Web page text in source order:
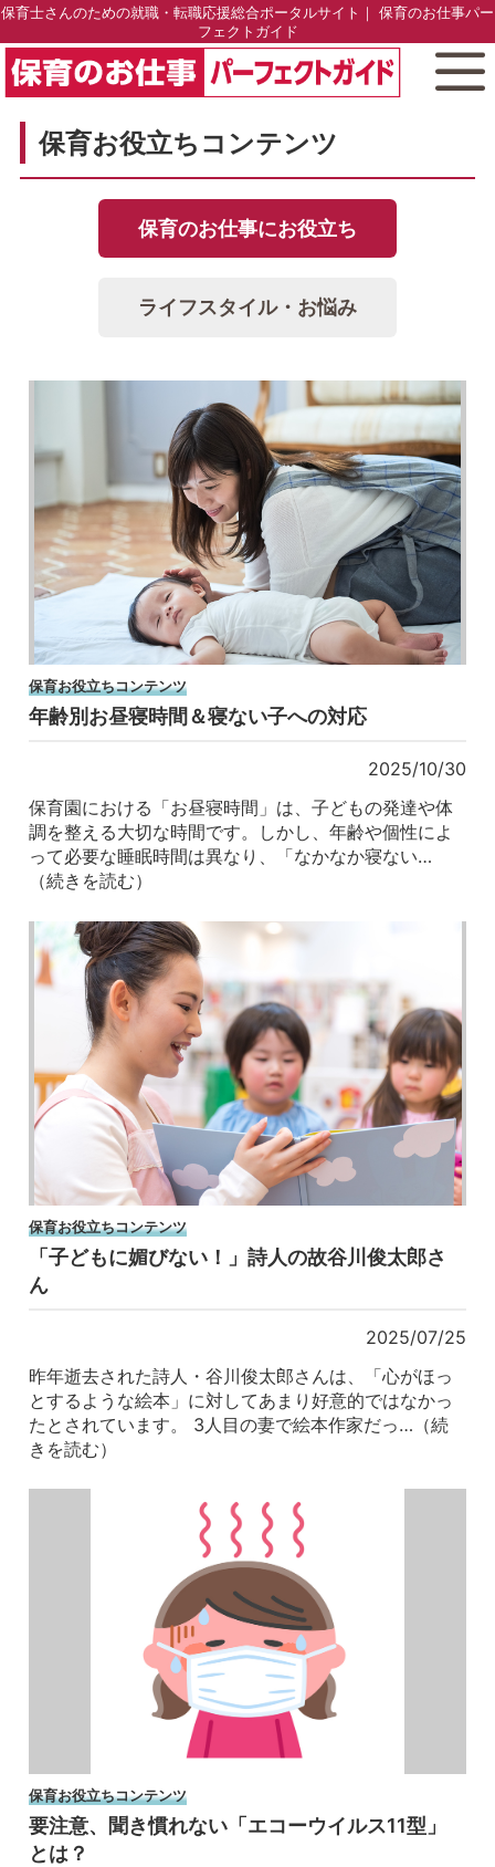
保育士さんのための就職・転職応援総合ポータルサイト｜ 保育のお仕事パー
フェクトガイド
保育お役立ちコンテンツ
保育のお仕事にお役立ち
ライフスタイル・お悩み
保育お役立ちコンテンツ
年齢別お昼寝時間＆寝ない子への対応
2025/10/30
保育園における「お昼寝時間」は、子どもの発達や体
調を整える大切な時間です。しかし、年齢や個性によ
って必要な睡眠時間は異なり、「なかなか寝ない…
（続きを読む）
保育お役立ちコンテンツ
「子どもに媚びない！」詩人の故谷川俊太郎さ
ん
2025/07/25
昨年逝去された詩人・谷川俊太郎さんは、「心がほっ
とするような絵本」に対してあまり好意的ではなかっ
たとされています。 3人目の妻で絵本作家だっ…（続
きを読む）
保育お役立ちコンテンツ
要注意、聞き慣れない「エコーウイルス11型」
とは？